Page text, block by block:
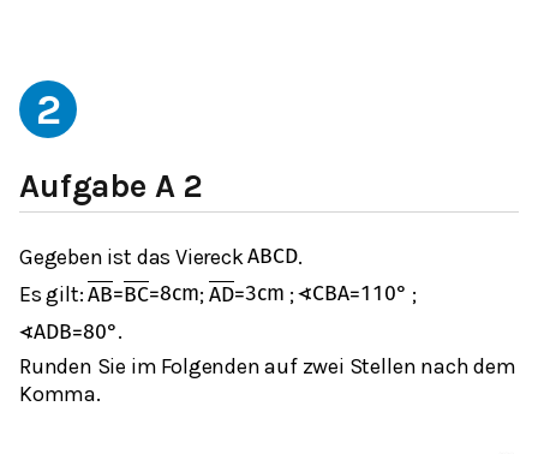
2
Aufgabe A 2
Gegeben ist das ViereckABCD.
Es gilt:AB= BC=8cm; AD=3cm ;∢CBA=110° ;
∢ADB=80°.
Runden Sie im Folgenden auf zwei Stellen nach dem
Komma.